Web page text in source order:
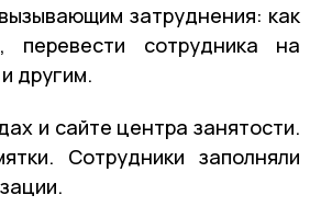
затруднения: как
перевести сотрудника на
другим.
и сайте центра занятости.
Сотрудники заполняли